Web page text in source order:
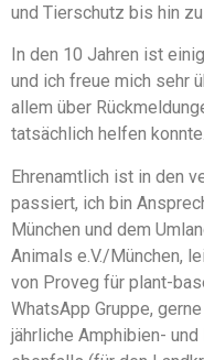
und Tierschutz bis hin
In den 10 Jahren ist
und ich freue mich sehr
allem über
tatsächlich helfen konnte.
Ehrenamtlich ist in den
passiert, ich bin
München und dem
Animals e.V./München,
von Proveg für plant-
WhatsApp Gruppe,
jährliche Amphibien-